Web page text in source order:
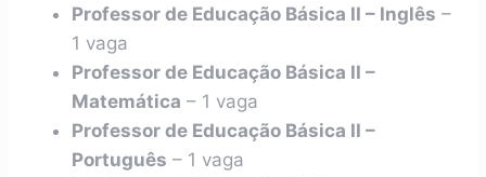
Professor de Educação Básica II – Inglês –
1 vaga
Professor de Educação Básica II –
Matemática – 1 vaga
Professor de Educação Básica II –
Português – 1 vaga